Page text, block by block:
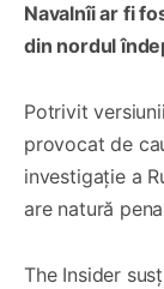
Navalnîi ar fi
din nordul
Potrivit
provocat de
investigație a
are natură
The Insider